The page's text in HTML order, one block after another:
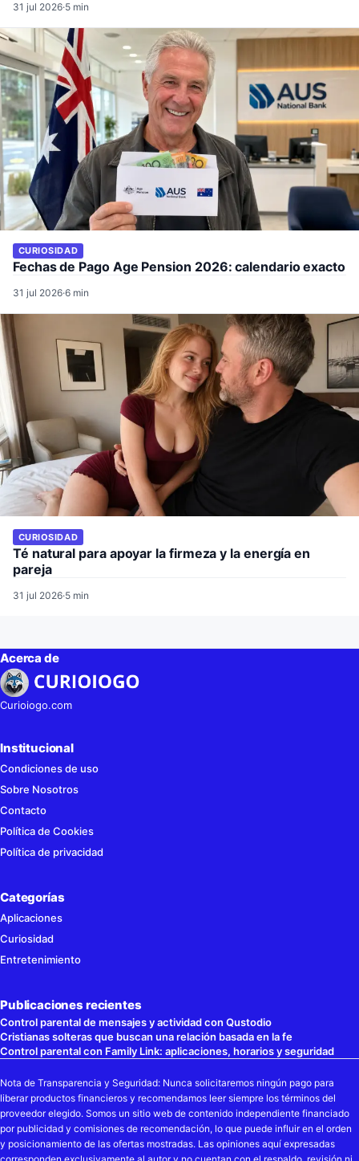
31 jul 2026·5 min
CURIOSIDAD
Fechas de Pago Age Pension 2026: calendario exacto
31 jul 2026·6 min
CURIOSIDAD
Té natural para apoyar la firmeza y la energía en
pareja
31 jul 2026·5 min
Acerca de
Curioiogo.com
Institucional
Condiciones de uso
Sobre Nosotros
Contacto
Política de Cookies
Política de privacidad
Categorías
Aplicaciones
Curiosidad
Entretenimiento
Publicaciones recientes
Control parental de mensajes y actividad con Qustodio
Cristianas solteras que buscan una relación basada en la fe
Control parental con Family Link: aplicaciones, horarios y seguridad
Nota de Transparencia y Seguridad: Nunca solicitaremos ningún pago para
liberar productos financieros y recomendamos leer siempre los términos del
proveedor elegido. Somos un sitio web de contenido independiente financiado
por publicidad y comisiones de recomendación, lo que puede influir en el orden
y posicionamiento de las ofertas mostradas. Las opiniones aquí expresadas